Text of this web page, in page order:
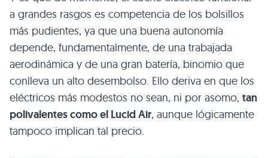
a grandes rasgos es competencia de los bolsillos
más pudientes, ya que una buena autonomía
depende, fundamentalmente, de una trabajada
aerodinámica y de una gran batería, binomio que
conlleva un alto desembolso. Ello deriva en que los
eléctricos más modestos no sean, ni por asomo, tan
polivalentes como el Lucid Air, aunque lógicamente
tampoco implican tal precio.